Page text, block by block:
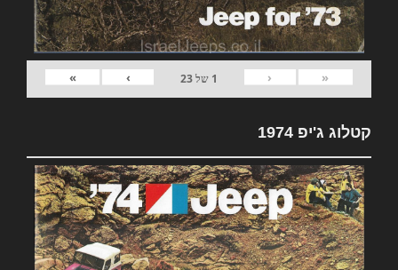
«
‹
1 של23
›
»
קטלוג ג'יפ 1974